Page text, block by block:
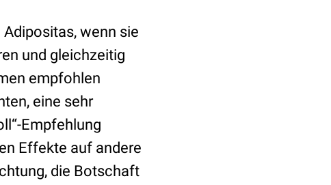
wenn sie
und gleichzeitig
empfohlen
eine sehr
Empfehlung
Effekte auf andere
die Botschaft